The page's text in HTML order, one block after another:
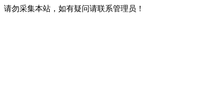
请勿采集本站，如有疑问请联系管理员！